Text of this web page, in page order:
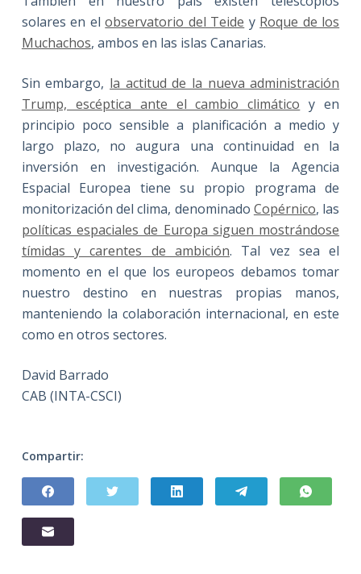
solares en elobservatorio del Teide y Roque de los
Muchachos, ambos en las islas Canarias.
Sin embargo, la actitud de la nueva administración
Trump, escéptica ante el cambio climático y en
principio poco sensible a planificación a medio y
largo plazo, no augura una continuidad en la
inversión en investigación. Aunque la Agencia
Espacial Europea tiene su propio programa de
monitorización del clima, denominado Copérnico, las
políticas espaciales de Europa siguen mostrándose
tímidas y carentes de ambición. Tal vez sea el
momento en el que los europeos debamos tomar
nuestro destino en nuestras propias manos,
manteniendo la colaboración internacional, en este
como en otros sectores.
David Barrado
CAB (INTA-CSCI)
Compartir: